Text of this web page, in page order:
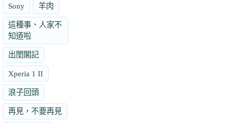
Sony 羊肉
這種事、人家不
知道啦
出閨閣記
Xperia 1 II
浪子回頭
再見，不要再見